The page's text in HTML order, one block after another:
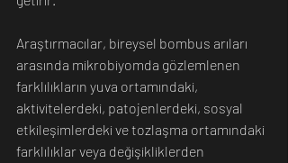
Araştırmacılar, bireysel bombus arıları
arasında mikrobiyomda gözlemlenen
farklılıkların yuva ortamındaki,
aktivitelerdeki, patojenlerdeki, sosyal
etkileşimlerdeki ve tozlaşma ortamındaki
farklılıklar veya değişikliklerden